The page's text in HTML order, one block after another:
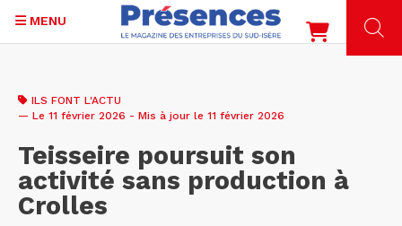
contenu
MENU
ILS FONT L'ACTU
— Le 11 février 2026 - Mis à jour le 11 février 2026
Teisseire poursuit son
activité sans production à
Crolles